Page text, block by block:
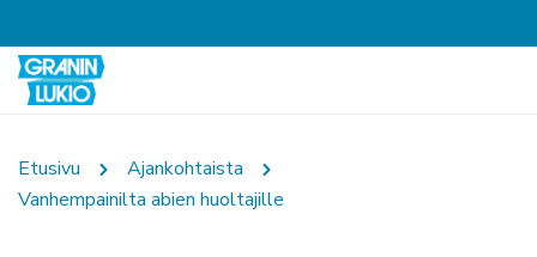
Etusivu
Ajankohtaista
Vanhempainilta abien huoltajille